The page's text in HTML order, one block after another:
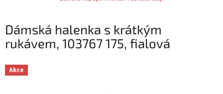
Dámská halenka s krátkým
rukávem, 103767 175, fialová
Akce